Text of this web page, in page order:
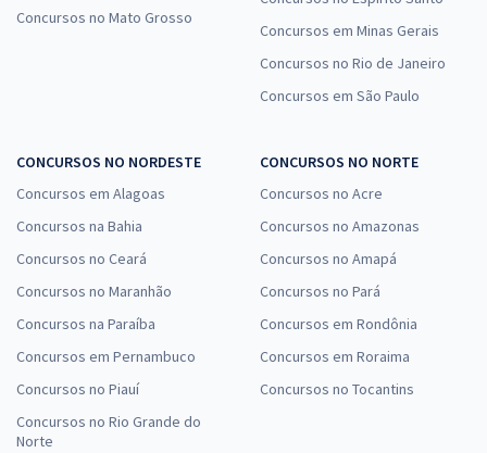
Concursos no Mato Grosso
Concursos em Minas Gerais
Concursos no Rio de Janeiro
Concursos em São Paulo
CONCURSOS NO NORDESTE
Concursos em Alagoas
Concursos na Bahia
Concursos no Ceará
Concursos no Maranhão
Concursos na Paraíba
Concursos em Pernambuco
Concursos no Piauí
Concursos no Rio Grande do
Norte
CONCURSOS NO NORTE
Concursos no Acre
Concursos no Amazonas
Concursos no Amapá
Concursos no Pará
Concursos em Rondônia
Concursos em Roraima
Concursos no Tocantins